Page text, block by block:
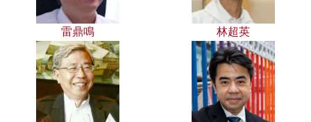
雷鼎鳴 林超英